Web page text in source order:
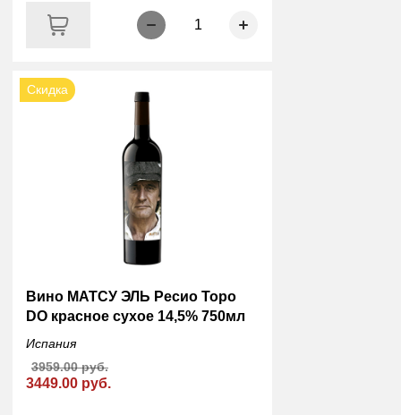
1
Скидка
Вино МАТСУ ЭЛЬ Ресио Торо
DO красное сухое 14,5% 750мл
Испания
3449.00 руб.
3959.00 руб.